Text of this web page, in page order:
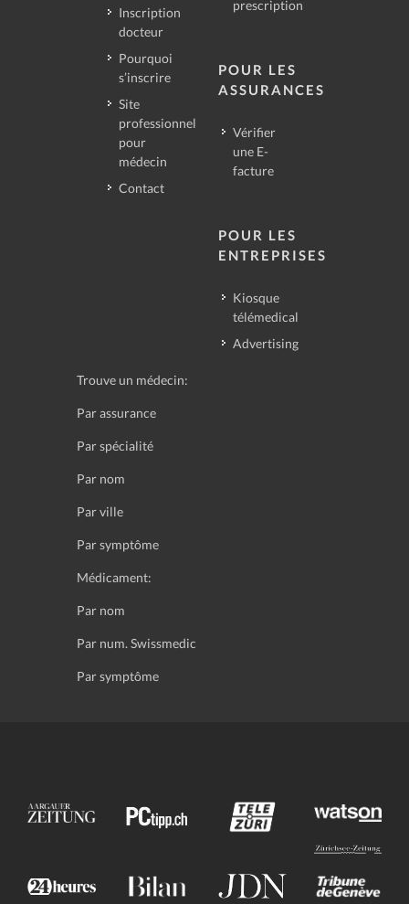
Inscription
docteur
Pourquoi
s’inscrire
Site
professionnel
pour
médecin
Contact
prescription
POUR LES
ASSURANCES
Vérifier
une E-
facture
POUR LES
ENTREPRISES
Kiosque
télémedical
Advertising
Trouve un médecin:
Par assurance
Par spécialité
Par nom
Par ville
Par symptôme
Médicament:
Par nom
Par num. Swissmedic
Par symptôme